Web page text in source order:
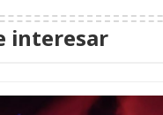
interesar